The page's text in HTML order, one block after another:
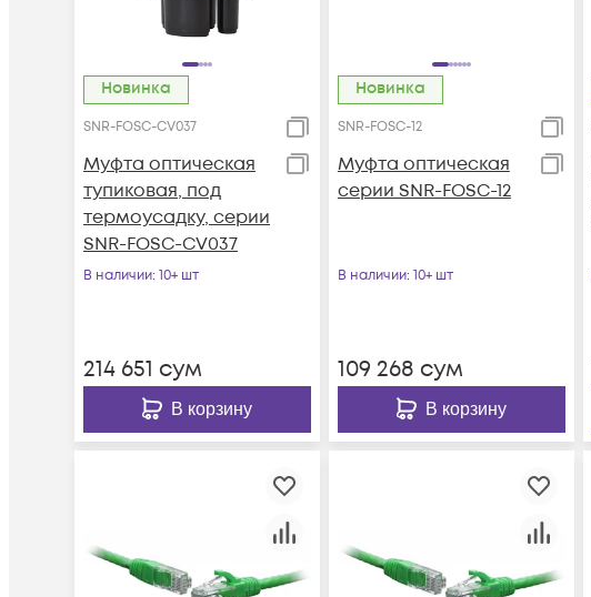
Новинка
SNR-FOSC-CV037
Муфта оптическая
тупиковая, под
термоусадку, серии
SNR-FOSC-CV037
В наличии: 10+ шт
214 651 сум
В корзину
Новинка
SNR-FOSC-12
Муфта оптическая
серии SNR-FOSC-12
В наличии: 10+ шт
109 268 сум
В корзину